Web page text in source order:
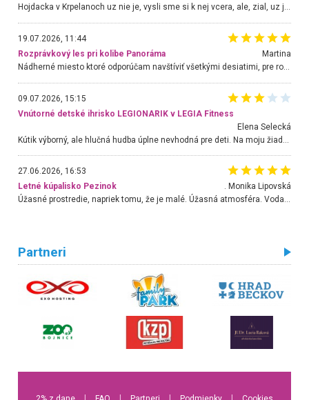
Hojdacka v Krpelanoch uz nie je, vysli sme si k nej vcera, ale, zial, uz je znicena. Ak sem planujete cestu len kvoli hojdacke, mozete si ju usetrit. Krasny vyhlad je tu vsak aj bez hojdacky :-)
19.07.2026, 11:44
Rozprávkový les pri kolibe Panoráma
Martina
Nádherné miesto ktoré odporúčam navštíviť všetkými desiatimi, pre rodiny s deťmi, dôchodcom... Proste a jednoducho ozaj rozprávkový les.. určite ešte prídeme. Odniesli sme si na pamiatku krásne tričká,
09.07.2026, 15:15
Vnútorné detské ihrisko LEGIONARIK v LEGIA Fitness
Elena Selecká
27.06.2026, 16:53
Letné kúpalisko Pezinok
. Monika Lipovská
Úžasné prostredie, napriek tomu, že je malé. Úžasná atmosféra. Voda fantastická a nádherná. Ľudí je pomerne veľa, ale su mili a ohľaduplní. Je veľmi zaujímavé sledovať, ako dokážu spolu športovať cudzí ľudia a bez ohľadu na vek. Vládne tu pohoda. Vnuka neviem dostať z vody. Ďakujem za krásny deň . Urcite sa sem vrátim. Jediný problém je s parkovaním, ale aj ten sa mi podarilo vyriešiť. Monika Bratislava
Partneri